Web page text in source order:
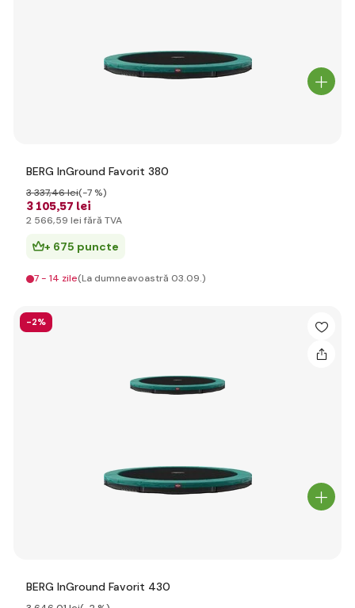
BERG InGround Favorit 380
3 105,57 lei
3 337,46 lei(-7 %)
2 566,59 lei fără TVA
+ 675 puncte
7 - 14 zile(La dumneavoastră 03.09.)
-2%
BERG InGround Favorit 430